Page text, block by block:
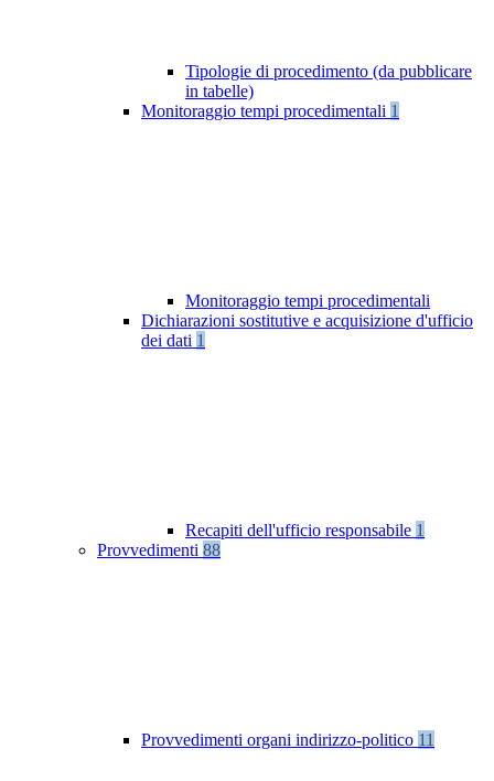
Tipologie di procedimento (da pubblicare
in tabelle)
Monitoraggio tempi procedimentali 1
Monitoraggio tempi procedimentali
Dichiarazioni sostitutive e acquisizione d'ufficio
dei dati 1
Recapiti dell'ufficio responsabile 1
Provvedimenti 88
Provvedimenti organi indirizzo-politico 11